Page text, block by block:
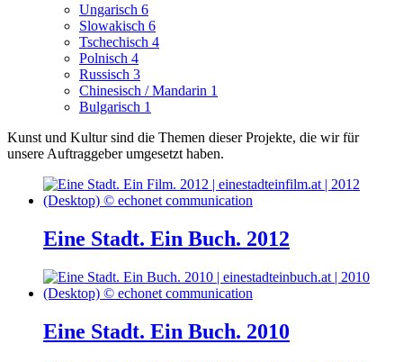
Ungarisch 6
Slowakisch 6
Tschechisch 4
Polnisch 4
Russisch 3
Chinesisch / Mandarin 1
Bulgarisch 1
Kunst und Kultur sind die Themen dieser Projekte, die wir für
unsere Auftraggeber umgesetzt haben.
Eine Stadt. Ein Buch. 2012
Eine Stadt. Ein Buch. 2010